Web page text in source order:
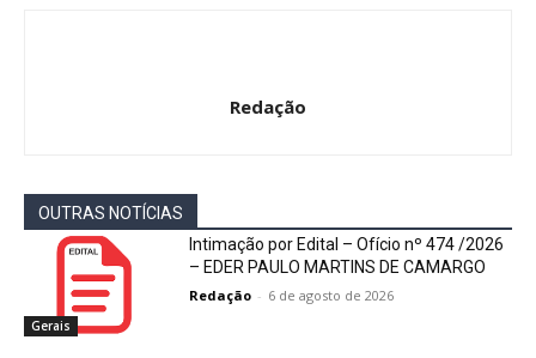
Redação
OUTRAS NOTÍCIAS
Gerais
Intimação por Edital – Ofício nº 474 /2026
– EDER PAULO MARTINS DE CAMARGO
Redação - 6 de agosto de 2026